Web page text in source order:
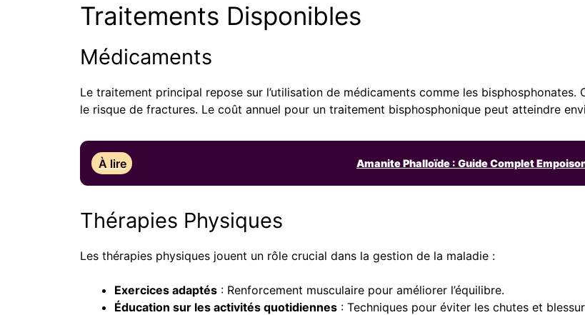
Traitements Disponibles
Médicaments
Le traitement principal repose sur l’utilisation de médicaments comme les
le risque de fractures. Le coût annuel pour un traitement bisphosphonique peut atteindre
À lire Amanite Phalloïde : Guide Complet
Thérapies Physiques
Les thérapies physiques jouent un rôle crucial dans la gestion de la maladie :
Exercices adaptés : Renforcement musculaire pour améliorer l’équilibre.
Éducation sur les activités quotidiennes : Techniques pour éviter les chutes et